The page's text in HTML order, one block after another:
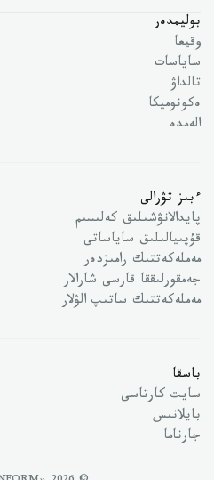
بوليمدەر
وقيعا
ساياسات
تالداۋ
ەكونوميكا
الەمدە
ءبىز تۋرالى
پايدالانۋشىلىق كەلىسىم
قۇپىيالىلىق ساياساتى
مەملەكەتتىك رامىزدەر
جەمقورلىققا قارسى شارالار
مەملەكەتتىك ساتىپ الۋلار
باسقا
سايت كارتاسى
بايلانىس
جارناما